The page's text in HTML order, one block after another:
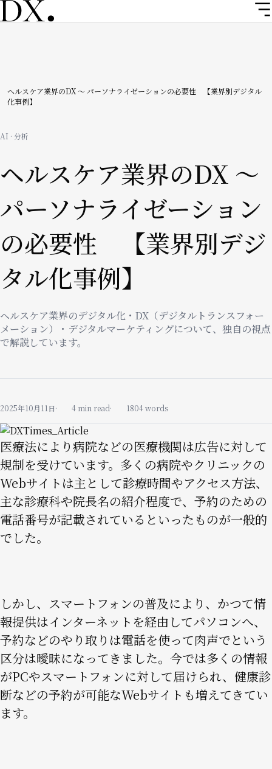
メ
イ
ン
ツ
移
パ
く
ヘルスケア業界のDX ～ パーソナライゼーションの必要性 【業界別デジタル
化事例】
AI · 分析
ヘルスケア業界のDX ～
パーソナライゼーション
の必要性 【業界別デジ
タル化事例】
ヘルスケア業界のデジタル化・DX（デジタルトランスフォー
メーション）・デジタルマーケティングについて、独自の視点
で解説しています。
2025年10月11日 4 min read 1804 words
Image
医療法により病院などの医療機関は広告に対して
規制を受けています。多くの病院やクリニックの
Webサイトは主として診療時間やアクセス方法、
主な診療科や院長名の紹介程度で、予約のための
電話番号が記載されているといったものが一般的
でした。
しかし、スマートフォンの普及により、かつて情
報提供はインターネットを経由してパソコンへ、
予約などのやり取りは電話を使って肉声でという
区分は曖昧になってきました。今では多くの情報
がPCやスマートフォンに対して届けられ、健康診
断などの予約が可能なWebサイトも増えてきてい
ます。